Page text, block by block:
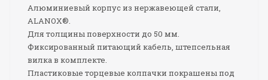
Алюминиевый корпус из нержавеющей стали,
ALANOX®.
Для толщины поверхности до 50 мм.
Фиксированный питающий кабель, штепсельная
вилка в комплекте.
Пластиковые торцевые колпачки покрашены под